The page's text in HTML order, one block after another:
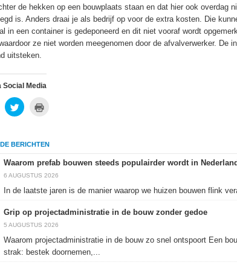
de hekken op een bouwplaats staan en dat hier ook overdag
is. Anders draai je als bedrijf op voor de extra kosten. Die
in een container is gedeponeerd en dit niet vooraf wordt
ze niet worden meegenomen door de afvalverwerker. De
uitsteken.
Social Media
een
venster
Klik
om
Twitter
(Wordt
een
nieuw
venster
(Wordt
in
nieuw
geopend)
BERICHTEN
Waarom prefab bouwen steeds populairder wordt in Nederland
6 AUGUSTUS 2026
In de laatste jaren is de manier waarop we huizen bouwen flink
Grip op projectadministratie in de bouw zonder gedoe
5 AUGUSTUS 2026
Waarom projectadministratie in de bouw zo snel ontspoort Een
strak: bestek doornemen,...